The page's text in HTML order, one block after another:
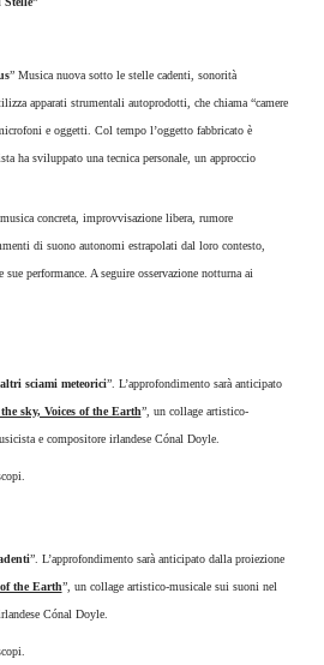
” Musica nuova sotto le stelle cadenti, sonorità
apparati strumentali autoprodotti, che chiama “camere
e oggetti. Col tempo l’oggetto fabbricato è
ha sviluppato una tecnica personale, un approccio
concreta, improvvisazione libera, rumore
di suono autonomi estrapolati dal loro contesto,
performance. A seguire osservazione notturna ai
sciami meteorici”. L’approfondimento sarà anticipato
sky, Voices of the Earth”, un collage artistico-
e compositore irlandese Cónal Doyle.
”. L’approfondimento sarà anticipato dalla proiezione
the Earth”, un collage artistico-musicale sui suoni nel
Cónal Doyle.